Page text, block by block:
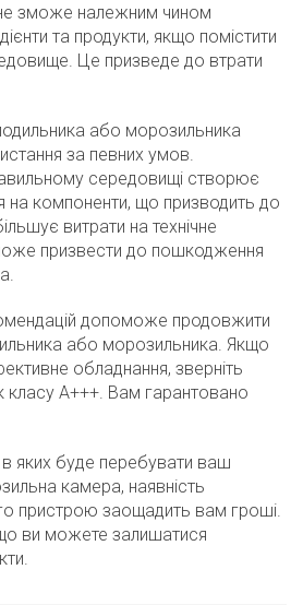
зможе належним чином
та продукти, якщо помістити
Це призведе до втрати
або морозильника
за певних умов.
середовищі створює
на компоненти, що призводить до
витрати на технічне
призвести до пошкодження
допоможе продовжити
або морозильника. Якщо
обладнання, зверніть
класу А+++. Вам гарантовано
яких буде перебувати ваш
камера, наявність
пристрою заощадить вам гроші.
ви можете залишатися